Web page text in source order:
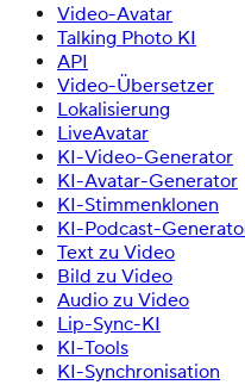
Video-Avatar
Talking Photo KI
API
Video-Übersetzer
Lokalisierung
LiveAvatar
KI-Video-Generator
KI-Avatar-Generator
KI-Stimmenklonen
KI-Podcast-
Text zu Video
Bild zu Video
Audio zu Video
Lip-Sync-KI
KI-Tools
KI-Synchronisation